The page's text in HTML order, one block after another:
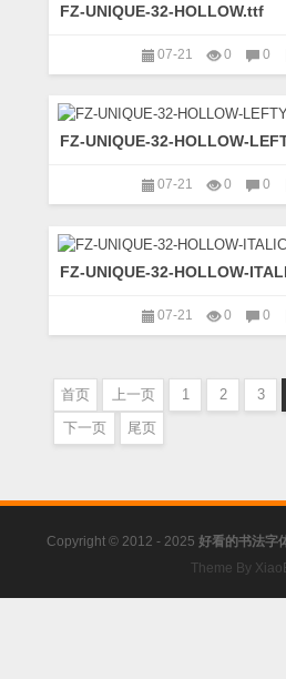
FZ-UNIQUE-32-HOLLOW.ttf
07-21 0 0
FZ-UNIQUE-32-HOLLOW-
07-21 0 0
FZ-UNIQUE-32-HOLLOW-
07-21 0 0
首页 上一页 1 2 3
下一页
尾页
Copyright © 2012 - 2025 好看的书法字
Theme By